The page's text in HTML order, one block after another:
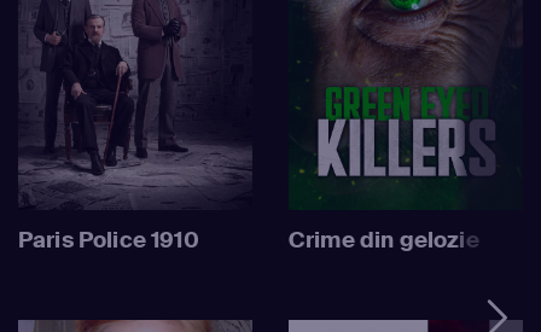
Paris Police 1910 Crime din gelozie